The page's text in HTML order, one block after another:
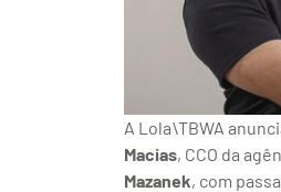
A Lola\TBWA
Macias, CCO da
Mazanek, com